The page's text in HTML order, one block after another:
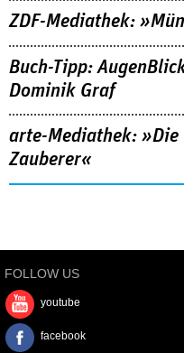
ZDF-Mediathek:
Buch-Tipp:
Dominik Graf
arte-Mediathek:
Zauberer«
FOLLOW US
youtube
facebook